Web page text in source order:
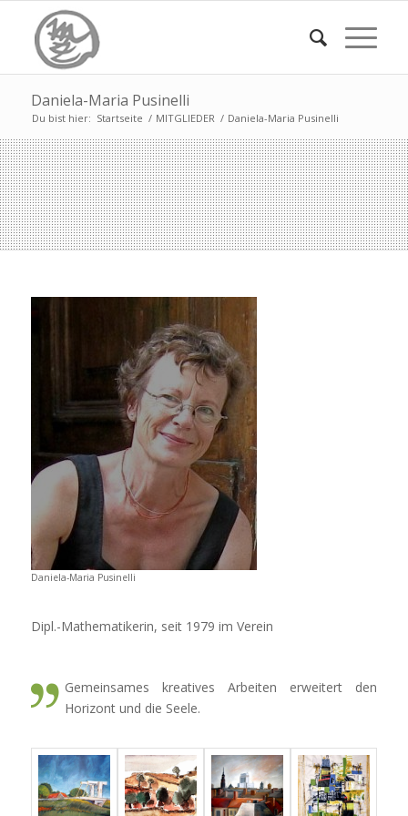
Daniela-Maria Pusinelli
Du bist hier: Startseite / MITGLIEDER / Daniela-Maria Pusinelli
Daniela-Maria Pusinelli
Dipl.-Mathematikerin, seit 1979 im Verein
Gemeinsames kreatives Arbeiten erweitert den
Horizont und die Seele.